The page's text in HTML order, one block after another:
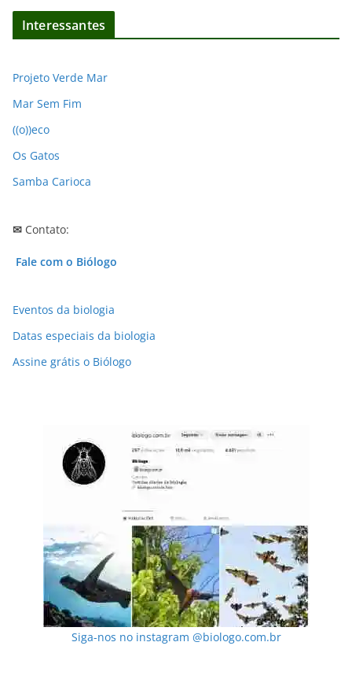
q
s
Interessantes
Projeto Verde Mar
Mar Sem Fim
((o))eco
Os Gatos
Samba Carioca
✉ Contato:
Fale com o Biólogo
Eventos da biologia
Datas especiais da biologia
Assine grátis o Biólogo
Siga-nos no instagram @biologo.com.br